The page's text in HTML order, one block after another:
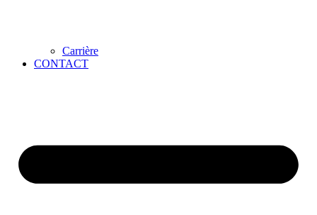
Carrière
CONTACT